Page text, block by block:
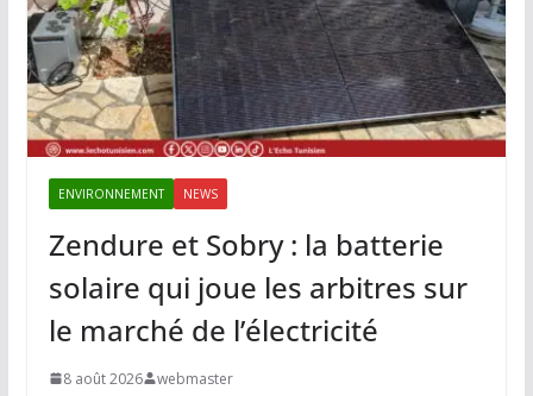
ENVIRONNEMENT NEWS
Zendure et Sobry : la batterie
solaire qui joue les arbitres sur
le marché de l’électricité
8 août 2026 webmaster